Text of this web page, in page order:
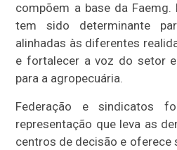
compõem a base da
tem sido determinante
alinhadas às diferentes
e fortalecer a voz do setor
para a agropecuária.
Federação e sindicatos
representação que leva as
centros de decisão e oferece